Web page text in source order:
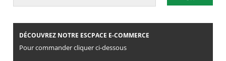
DÉCOUVREZ NOTRE ESCPACE E-COMMERCE
Pour commander cliquer ci-dessous